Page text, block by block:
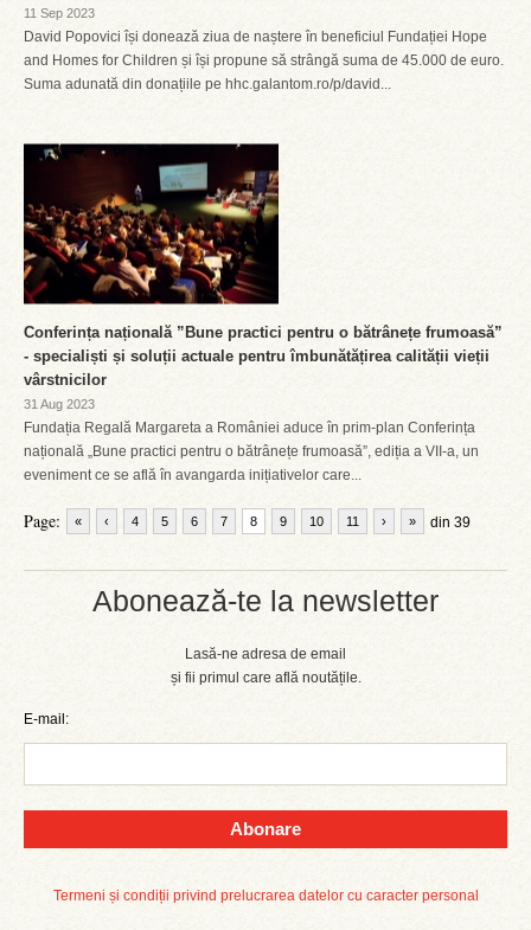
Abonează-te la newsletter
Lasă-ne adresa de email
și fii primul care află noutățile.
E-mail:
Abonare
Termeni și condiții privind prelucrarea datelor cu caracter personal
11 Sep 2023
David Popovici își donează ziua de naștere în beneficiul Fundației Hope
and Homes for Children și își propune să strângă suma de 45.000 de euro.
Suma adunată din donațiile pe hhc.galantom.ro/p/david...
Conferința națională ”Bune practici pentru o bătrânețe frumoasă”
- specialiști și soluții actuale pentru îmbunătățirea calității vieții
vârstnicilor
31 Aug 2023
Fundația Regală Margareta a României aduce în prim-plan Conferința
națională „Bune practici pentru o bătrânețe frumoasă”, ediția a VII-a, un
eveniment ce se află în avangarda inițiativelor care...
Page: « ‹ 4 5 6 7 8 9 10 11 din 39
› »